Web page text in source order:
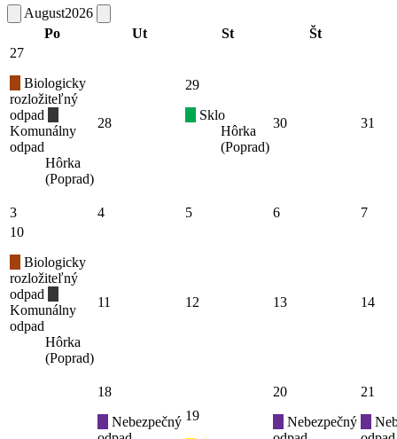
August2026
Po
Ut St Št
27
Biologicky
rozložiteľný
odpad
Komunálny
odpad
Hôrka
(Poprad)
28
29
Sklo
Hôrka
(Poprad)
30 31
3 4 5 6
7
10
Biologicky
rozložiteľný
odpad
Komunálny
odpad
Hôrka
(Poprad)
11 12 13 14
18
Nebezpečný 19
20
Nebezpečný
21